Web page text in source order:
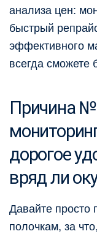
анализа цен:
быстрый
эффективного
всегда сможете
Причина
дорогое
вряд ли
Давайте просто
полочкам, за